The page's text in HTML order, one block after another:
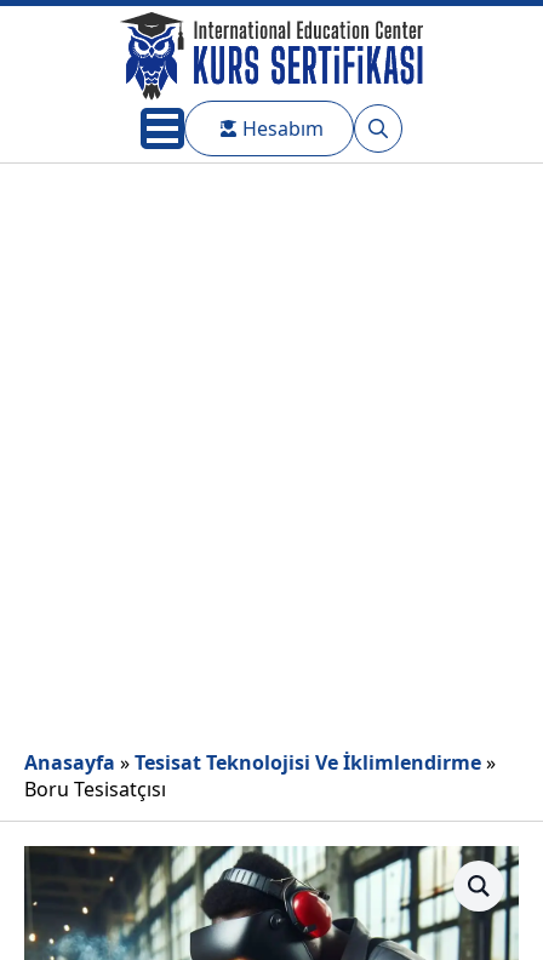
Hesabım
Search
Anasayfa »Tesisat Teknolojisi Ve İklimlendirme»
Boru Tesisatçısı